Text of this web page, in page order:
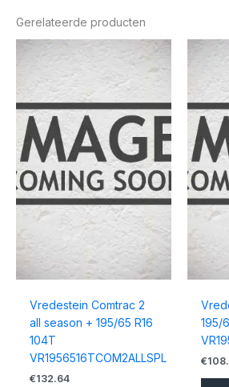
Gerelateerde producten
Vredestein Comtrac 2
all season + 195/65 R16
104T
VR1956516TCOM2ALLSPL
€132.64
195/
€